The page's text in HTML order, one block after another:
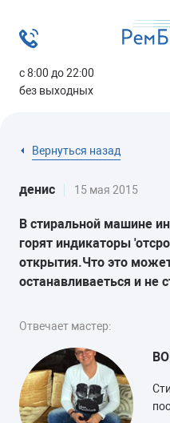
с 8:00 до 22:00
без выходных
Вернуться назад
денис 15 мая 2015
В стиральной машине
горят индикаторы
открытия.Что это
останавливаеться и не
Отвечает мастер: